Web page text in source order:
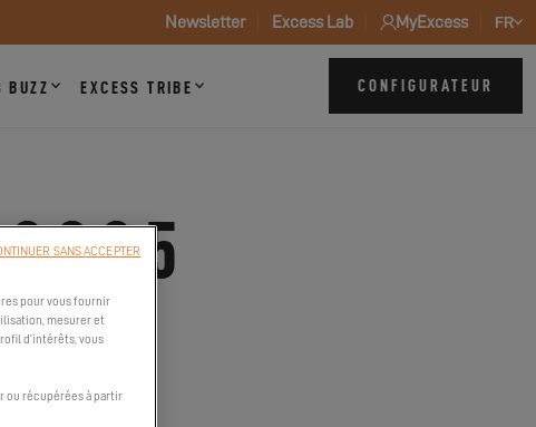
Newsletter Excess Lab MyExcess FR
BUZZ EXCESS TRIBE CONFIGURATEUR
2025
pour vous fournir
mesurer et
d’intérêts, vous
ou récupérées à partir
SANS ACCEPTER